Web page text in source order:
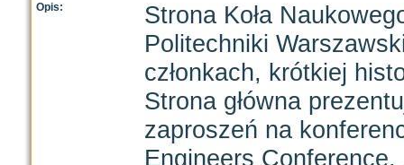
Opis:
Strona Koła
Politechniki
członkach, krótkiej
Strona główna
zaproszeń na
Engineers Conference.